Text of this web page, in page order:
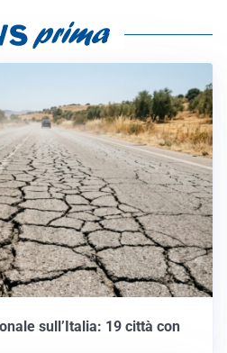
sull’Italia: 19 città con